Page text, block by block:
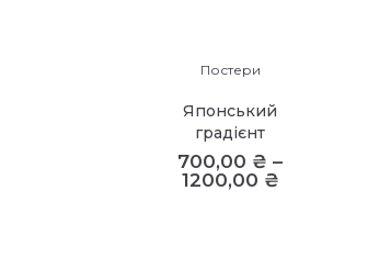
Постери
Японський
градієнт
700,00 ₴ –
1200,00 ₴